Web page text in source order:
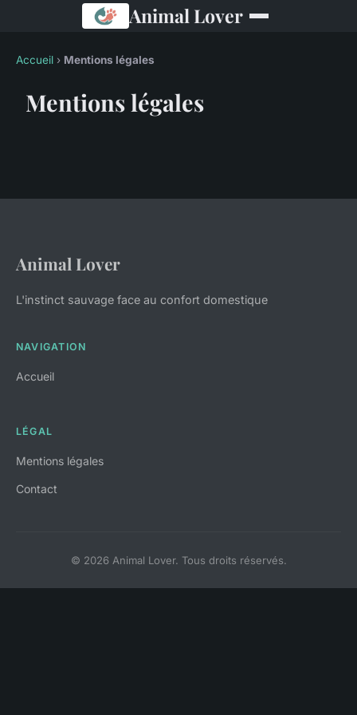
Animal Lover
Accueil › Mentions légales
Mentions légales
Animal Lover
L'instinct sauvage face au confort domestique
NAVIGATION
Accueil
LÉGAL
Mentions légales
Contact
© 2026 Animal Lover. Tous droits réservés.